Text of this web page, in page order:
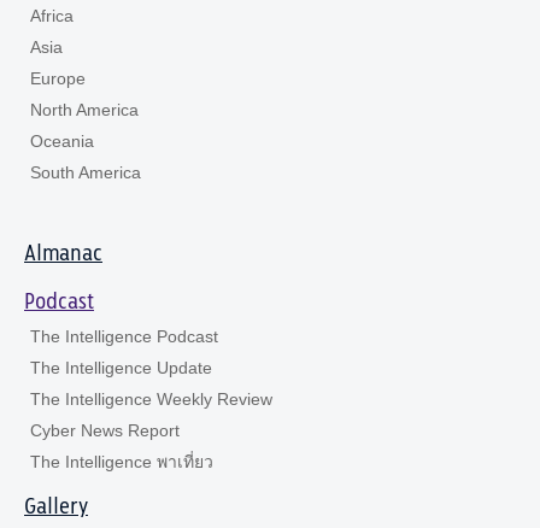
Africa
Asia
Europe
North America
Oceania
South America
Almanac
Podcast
The Intelligence Podcast
The Intelligence Update
The Intelligence Weekly Review
Cyber News Report
The Intelligence พาเที่ยว
Gallery